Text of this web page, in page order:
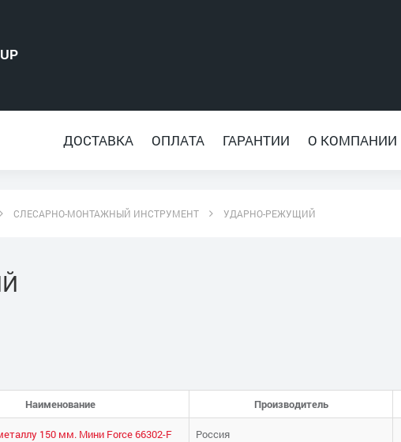
ДОСТАВКА ОПЛАТА ГАРАНТИИ О КОМПАНИИ
СЛЕСАРНО-МОНТАЖНЫЙ ИНСТРУМЕНТ УДАРНО-РЕЖУЩИЙ
Наименование Производитель
150 мм. Мини Force 66302-F Россия